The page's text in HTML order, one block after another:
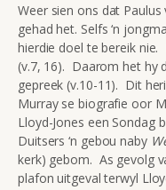
Weer sien ons dat Paulus
gehad het. Selfs ‘n
hierdie doel te bereik nie.
(v.7, 16). Daarom het hy
gepreek (v.10-11). Dit
Murray se biografie oor
Lloyd-Jones een Sondag
Duitsers ‘n gebou naby
kerk) gebom. As gevolg
plafon uitgeval terwyl